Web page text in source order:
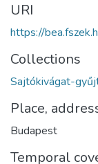
URI
https://
Collections
Sajtókivágat-
Place,
Budapest
Temporal